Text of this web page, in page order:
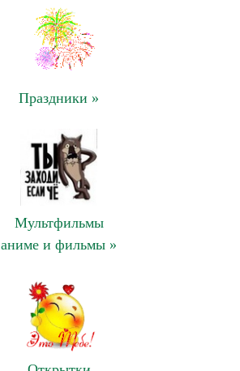
Праздники »
Мультфильмы
аниме и фильмы »